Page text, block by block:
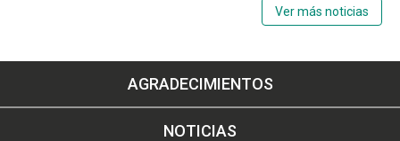
Ver más noticias
AGRADECIMIENTOS
NOTICIAS